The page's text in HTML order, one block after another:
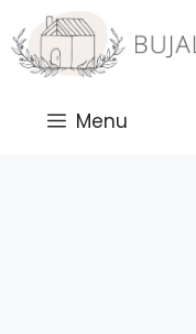
Saltar
al
contenido
Menu